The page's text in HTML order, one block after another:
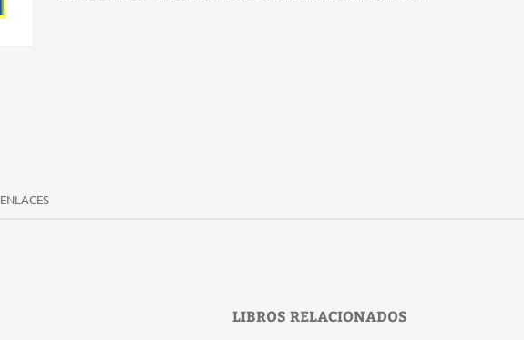
ENLACES
LIBROS RELACIONADOS